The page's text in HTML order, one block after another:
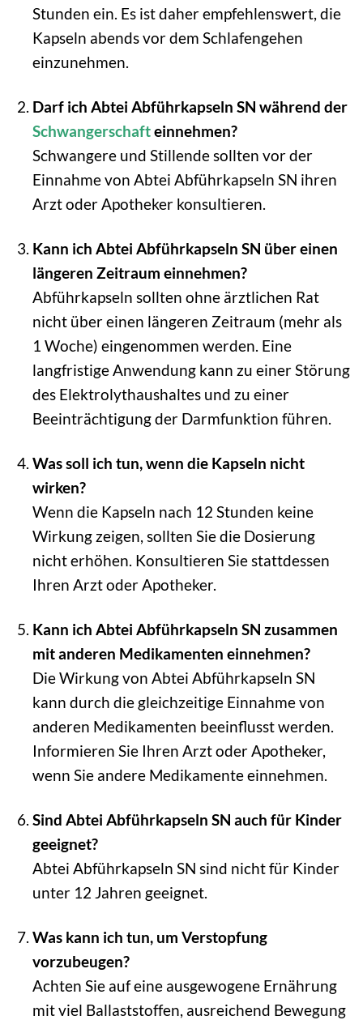
Stunden ein. Es ist daher empfehlenswert, die
Kapseln abends vor dem Schlafengehen
einzunehmen.
Darf ich Abtei Abführkapseln SN während der
Schwangerschafteinnehmen?
Schwangere und Stillende sollten vor der
Einnahme von Abtei Abführkapseln SN ihren
Arzt oder Apotheker konsultieren.
Kann ich Abtei Abführkapseln SN über einen
längeren Zeitraum einnehmen?
Abführkapseln sollten ohne ärztlichen Rat
nicht über einen längeren Zeitraum (mehr als
1 Woche) eingenommen werden. Eine
langfristige Anwendung kann zu einer Störung
des Elektrolythaushaltes und zu einer
Beeinträchtigung der Darmfunktion führen.
Was soll ich tun, wenn die Kapseln nicht
wirken?
Wenn die Kapseln nach 12 Stunden keine
Wirkung zeigen, sollten Sie die Dosierung
nicht erhöhen. Konsultieren Sie stattdessen
Ihren Arzt oder Apotheker.
Kann ich Abtei Abführkapseln SN zusammen
mit anderen Medikamenten einnehmen?
Die Wirkung von Abtei Abführkapseln SN
kann durch die gleichzeitige Einnahme von
anderen Medikamenten beeinflusst werden.
Informieren Sie Ihren Arzt oder Apotheker,
wenn Sie andere Medikamente einnehmen.
Sind Abtei Abführkapseln SN auch für Kinder
geeignet?
Abtei Abführkapseln SN sind nicht für Kinder
unter 12 Jahren geeignet.
Was kann ich tun, um Verstopfung
vorzubeugen?
Achten Sie auf eine ausgewogene Ernährung
mit viel Ballaststoffen, ausreichend Bewegung